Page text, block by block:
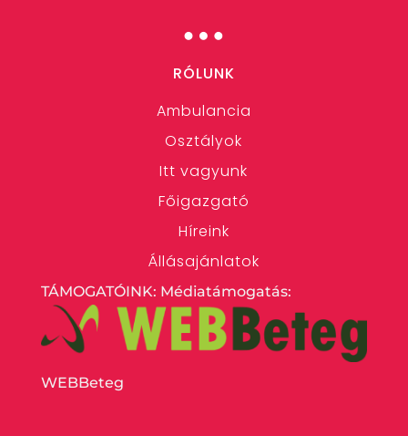
…
RÓLUNK
Ambulancia
Osztályok
Itt vagyunk
Főigazgató
Híreink
Állásajánlatok
TÁMOGATÓINK: Médiatámogatás:
WEBBeteg